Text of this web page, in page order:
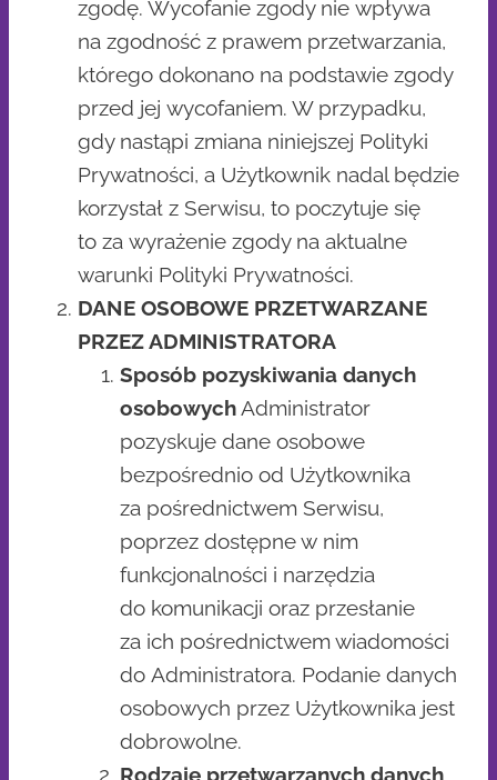
zgodę. Wycofanie zgody nie wpływa
na zgodność z prawem przetwarzania,
którego dokonano na podstawie zgody
przed jej wycofaniem. W przypadku,
gdy nastąpi zmiana niniejszej Polityki
Prywatności, a Użytkownik nadal będzie
korzystał z Serwisu, to poczytuje się
to za wyrażenie zgody na aktualne
warunki Polityki Prywatności.
DANE OSOBOWE PRZETWARZANE
PRZEZ ADMINISTRATORA
Sposób pozyskiwania danych
osobowychAdministrator
pozyskuje dane osobowe
bezpośrednio od Użytkownika
za pośrednictwem Serwisu,
poprzez dostępne w nim
funkcjonalności i narzędzia
do komunikacji oraz przesłanie
za ich pośrednictwem wiadomości
do Administratora. Podanie danych
osobowych przez Użytkownika jest
dobrowolne.
Rodzaje przetwarzanych danych